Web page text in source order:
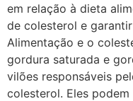
em relação à dieta
de colesterol e
Alimentação e o
gordura saturada e
vilões responsáveis
colesterol. Eles